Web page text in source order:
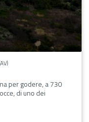
per godere, a 730
di uno dei